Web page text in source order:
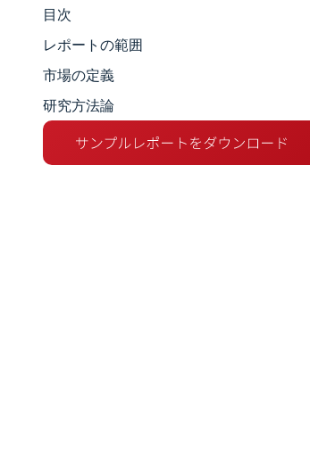
市場規模とシェア
市場分析
トレンドとインサイト
セグメント分析
目次
レポートの範囲
市場の定義
研究方法論